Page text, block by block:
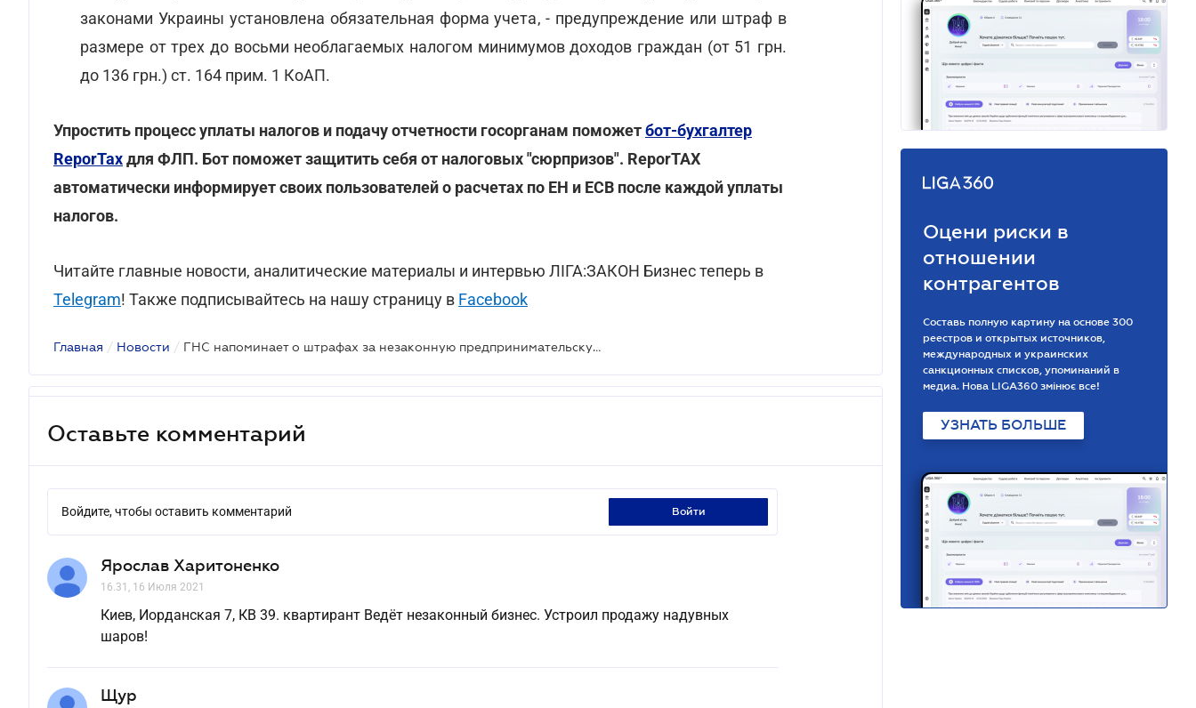
законами Украины установлена обязательная форма учета, - предупреждение или штраф в
размере от трех до восьми необлагаемых налогом минимумов доходов граждан (от 51 грн.
до 136 грн.) ст. 164 прим. 1 КоАП.
Упростить процесс уплаты налогов и подачу отчетности госорганам поможетбот-бухгалтер
ReporTaxдля ФЛП. Бот поможет защитить себя от налоговых "сюрпризов". ReporTAX
автоматически информирует своих пользователей о расчетах по ЕН и ЕСВ после каждой уплаты
налогов.
Читайте главные новости, аналитические материалы и интервью ЛІГА:ЗАКОН Бизнес теперь в
Telegram! Также подписывайтесь на нашу страницу в Facebook
Главная / Новости / ГНС напоминает о штрафах за незаконную предпринимательскую деятельность
Оставьте комментарий
Войдите, чтобы оставить комментарий войти
Ярослав Харитоненко
16.31, 16 Июля 2021
Киев, Иорданская 7, КВ 39. квартирант Ведёт незаконный бизнес. Устроил продажу надувных
шаров!
Щур
Оцени риски в
отношении
контрагентов
Составь полную картину на основе 300
реестров и открытых источников,
международных и украинских
санкционных списков, упоминаний в
медиа. Нова LIGA360 змінює все!
УЗНАТЬ БОЛЬШЕ